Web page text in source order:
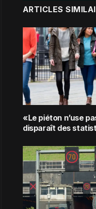
ARTICLES
«Le piéton n’use
disparaît des